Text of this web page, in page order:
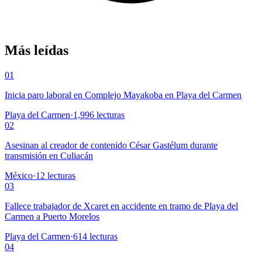
Más leídas
01
Inicia paro laboral en Complejo Mayakoba en Playa del Carmen
Playa del Carmen·1,996 lecturas
02
Asesinan al creador de contenido César Gastélum durante
transmisión en Culiacán
México·12 lecturas
03
Fallece trabajador de Xcaret en accidente en tramo de Playa del
Carmen a Puerto Morelos
Playa del Carmen·614 lecturas
04